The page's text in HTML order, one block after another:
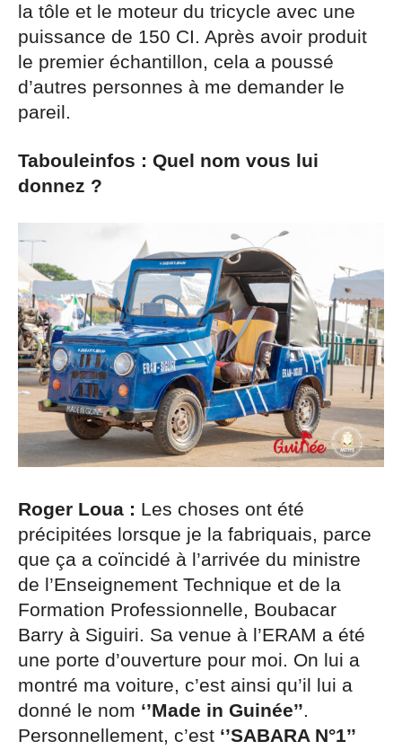
la tôle et le moteur du tricycle avec une
puissance de 150 CI. Après avoir produit
le premier échantillon, cela a poussé
d’autres personnes à me demander le
pareil.
Tabouleinfos : Quel nom vous lui
donnez ?
Roger Loua : Les choses ont été
précipitées lorsque je la fabriquais, parce
que ça a coïncidé à l’arrivée du ministre
de l’Enseignement Technique et de la
Formation Professionnelle, Boubacar
Barry à Siguiri. Sa venue à l’ERAM a été
une porte d’ouverture pour moi. On lui a
montré ma voiture, c’est ainsi qu’il lui a
donné le nom ‘’Made in Guinée’’.
Personnellement, c’est ‘’SABARA N°1’’